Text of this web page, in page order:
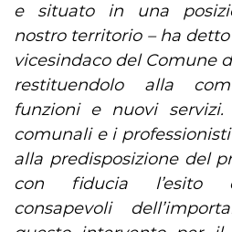
e situato in una
nostro territorio – ha
vicesindaco del Comune
restituendolo alla
funzioni e nuovi
comunali e i
alla predisposizione del
con fiducia l’esito
consapevoli